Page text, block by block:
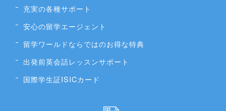
充実の各種サポート
安心の留学エージェント
留学ワールドならではのお得な特典
出発前英会話レッスンサポート
国際学生証ISICカード